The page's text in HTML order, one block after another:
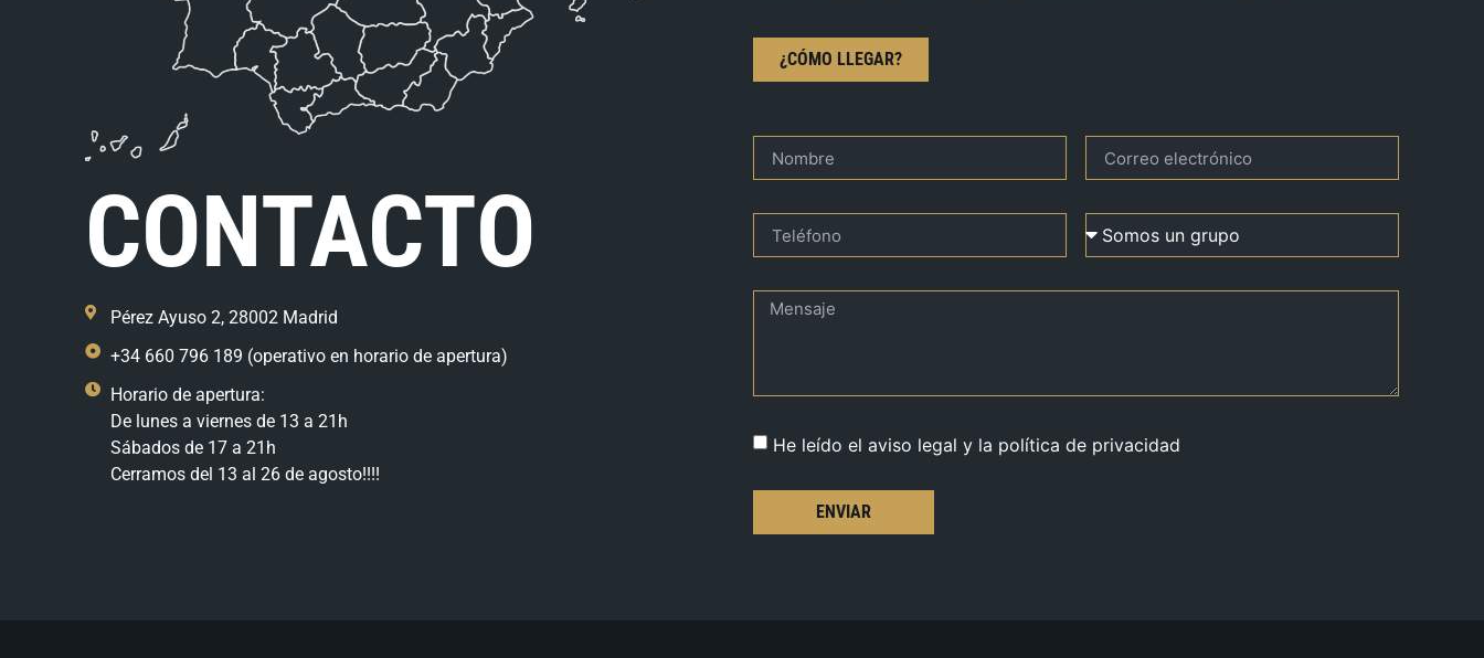
CONTACTO
Pérez Ayuso 2, 28002 Madrid
+34 660 796 189 (operativo en horario de apertura)
Horario de apertura:
De lunes a viernes de 13 a 21h
Sábados de 17 a 21h
Cerramos del 13 al 26 de agosto!!!!
¿CÓMO LLEGAR?
He leído el aviso legal y la política de privacidad
ENVIAR